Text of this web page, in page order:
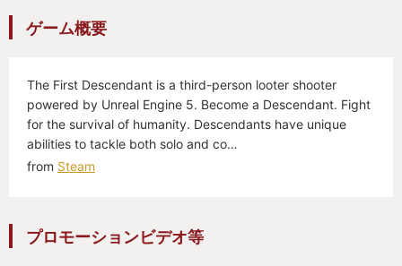
ゲーム概要
The First Descendant is a third-person looter shooter
powered by Unreal Engine 5. Become a Descendant. Fight
for the survival of humanity. Descendants have unique
abilities to tackle both solo and co…
from Steam
プロモーションビデオ等